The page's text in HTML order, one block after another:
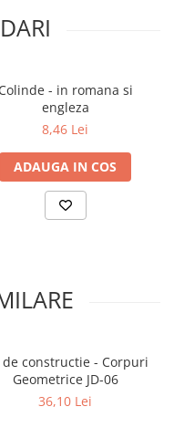
Colinde - in romana si
engleza
8,46 Lei
ADAUGA IN COS
de constructie - Corpuri
Geometrice JD-06
36,10 Lei